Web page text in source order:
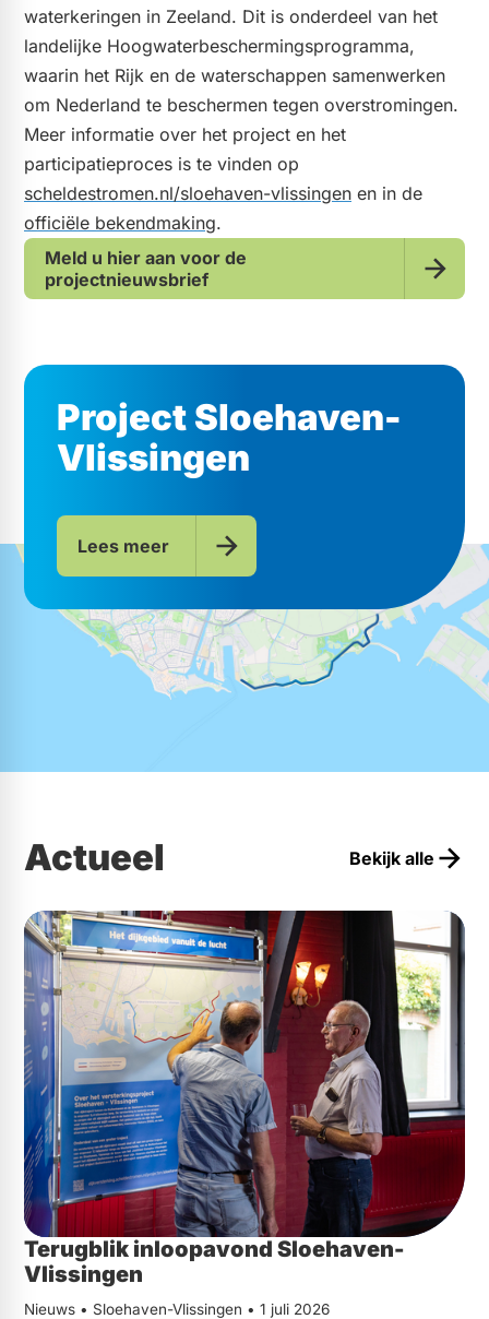
waterkeringen in Zeeland. Dit is onderdeel van het
landelijke Hoogwaterbeschermingsprogramma,
waarin het Rijk en de waterschappen samenwerken
om Nederland te beschermen tegen overstromingen.
Meer informatie over het project en het
participatieproces is te vinden op
scheldestromen.nl/sloehaven-vlissingen en in de
officiële bekendmaking.
Meld u hier aan voor de
projectnieuwsbrief
Project Sloehaven-
Vlissingen
Lees meer
Actueel Bekijk alle
Terugblik inloopavond Sloehaven-
Vlissingen
Nieuws • Sloehaven-Vlissingen • 1 juli 2026